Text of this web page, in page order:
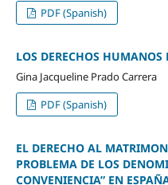
PDF (Spanish)
LOS DERECHOS HUMANOS
Gina Jacqueline Prado Carrera
PDF (Spanish)
EL DERECHO AL
PROBLEMA DE LOS
CONVENIENCIA” EN